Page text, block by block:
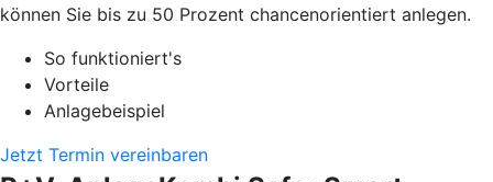
können Sie bis zu 50 Prozent chancenorientiert anlegen.
So funktioniert's
Vorteile
Anlagebeispiel
Jetzt Termin vereinbaren